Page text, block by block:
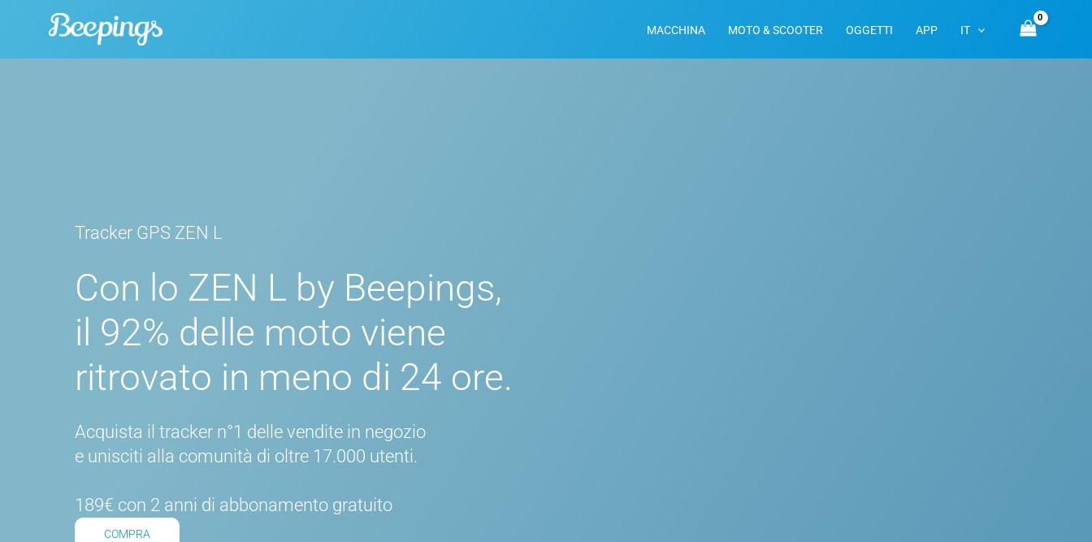
contenuto
MACCHINA MOTO & SCOOTER OGGETTI APP IT
Tracker GPS ZEN L
Con lo ZEN L by Beepings,
il 92% delle moto viene
ritrovato in meno di 24 ore.
Acquista il tracker n°1 delle vendite in negozio
e unisciti alla comunità di oltre 17.000 utenti.
189€ con 2 anni di abbonamento gratuito
COMPRA